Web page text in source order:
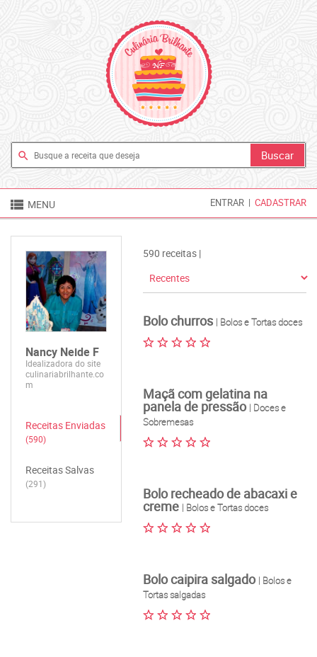
search
 MENU ENTRAR | CADASTRAR
Nancy Neide F
Idealizadora do site
culinariabrilhante.co
m
Receitas Enviadas
(590)
Receitas Salvas
(291)
590 receitas |
Bolo churros | Bolos e Tortas doces
Maçã com gelatina na
panela de pressão | Doces e
Sobremesas
Bolo recheado de abacaxi e
creme | Bolos e Tortas doces
Bolo caipira salgado | Bolos e
Tortas salgadas